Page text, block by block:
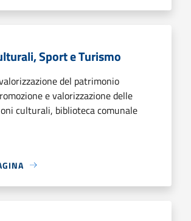
Sport e Turismo
del patrimonio
e valorizzazione delle
culturali, biblioteca comunale